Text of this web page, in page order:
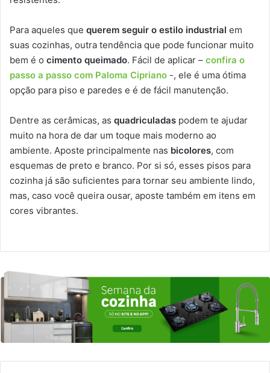
Para aqueles que querem seguir o estilo industrial em
suas cozinhas, outra tendência que pode funcionar muito
bem é o cimento queimado. Fácil de aplicar – confira o
passo a passo com Paloma Cipriano -, ele é uma ótima
opção para piso e paredes e é de fácil manutenção.
Dentre as cerâmicas, as quadriculadas podem te ajudar
muito na hora de dar um toque mais moderno ao
ambiente. Aposte principalmente nas bicolores, com
esquemas de preto e branco. Por si só, esses pisos para
cozinha já são suficientes para tornar seu ambiente lindo,
mas, caso você queira ousar, aposte também em itens em
cores vibrantes.